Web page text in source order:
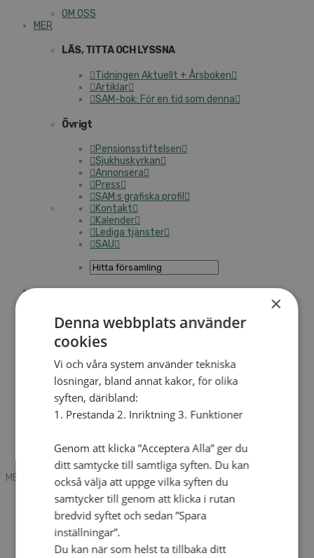
OM OSS
MER
LÄS, TITTA OCH LYSSNA
Tidningen Aktuellt + Årsboken
Artiklar
SAM-bok: För en tid som denna
Övrigt
Pensionsstiftelsen
Sjukhuskyrkan
Annonsera
Press
SAM:s grafiska profil
Kontakt
Kalender
Lediga tjänster
SAU
Mobile box
Kontakt
Tidning
Annonsera
Hitta församling
Press
SAU
Lediga tjänster
Sommargårdar
MENU
MENU
Search mobile
English
Hej! Vad söker du?
Kontakt
Kalender
×
Denna webbplats använder
cookies
Vi och våra system använder tekniska
lösningar, bland annat kakor, för olika
syften, däribland:
1. Prestanda 2. Inriktning 3. Funktioner
Genom att klicka ”Acceptera Alla” ger du
ditt samtycke till samtliga syften. Du kan
också välja att uppge vilka syften du
samtycker till genom att klicka i rutan
bredvid syftet och sedan ”Spara
inställningar”.
Du kan när som helst ta tillbaka ditt